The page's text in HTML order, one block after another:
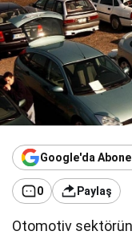
Google'da Abone
0 Paylaş
Otomotiv